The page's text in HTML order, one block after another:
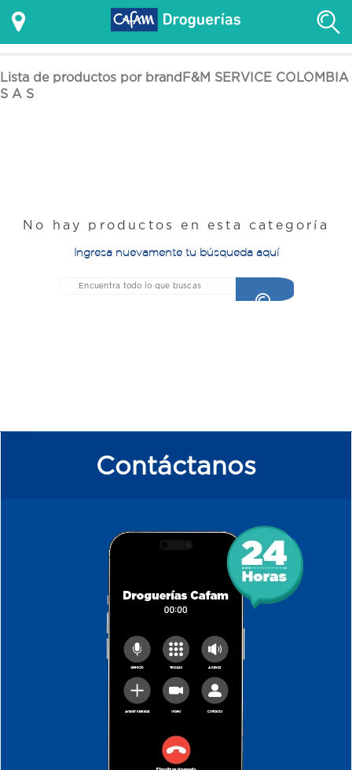
Lista de productos por brandF&M SERVICE COLOMBIA
S A S
No hay productos en esta categoría
Ingresa nuevamente tu búsqueda aquí
Contáctanos